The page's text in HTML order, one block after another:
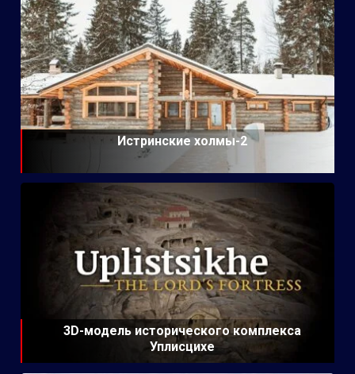
Истринские холмы-2
3D-модель исторического комплекса
Уплисцихе